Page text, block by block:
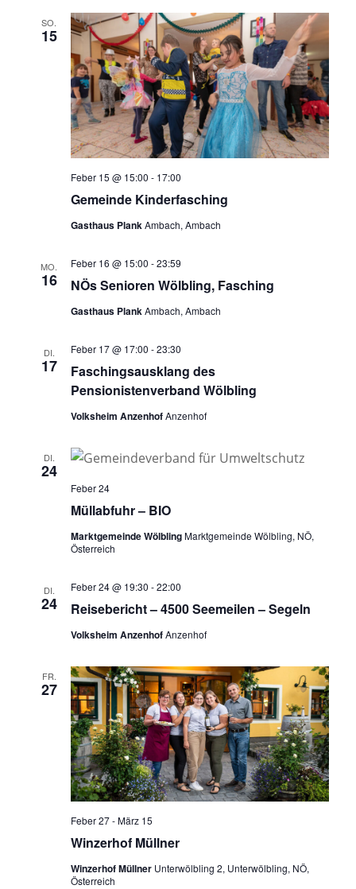
SO.
15
Gemeinde Kinderfasching
Feber 15 @ 15:00 - 17:00
Gasthaus Plank Ambach, Ambach
MO.
16 NÖs Senioren Wölbling, Fasching
Feber 16 @ 15:00 -23:59
Gasthaus Plank Ambach, Ambach
DI.
17
Faschingsausklang des
Pensionistenverband Wölbling
Feber 17 @ 17:00 -23:30
Volksheim AnzenhofAnzenhof
DI.
24
Müllabfuhr – BIO
Feber 24
Marktgemeinde WölblingMarktgemeinde Wölbling, NÖ,
Österreich
DI.
24 Reisebericht – 4500 Seemeilen – Segeln
Feber 24 @ 19:30 -22:00
Volksheim AnzenhofAnzenhof
FR.
27
Winzerhof Müllner
Feber 27-März 15
Winzerhof Müllner Unterwölbling 2, Unterwölbling, NÖ,
Österreich